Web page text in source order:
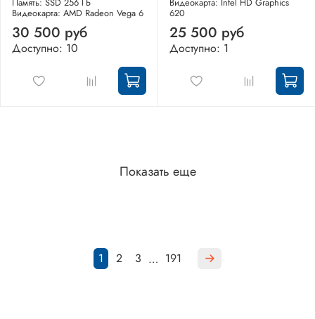
Видеокарта: AMD Radeon Vega 6
30 500 руб
Доступно: 10
620
25 500 руб
Доступно: 1
Показать еще
1 2 3 … 191